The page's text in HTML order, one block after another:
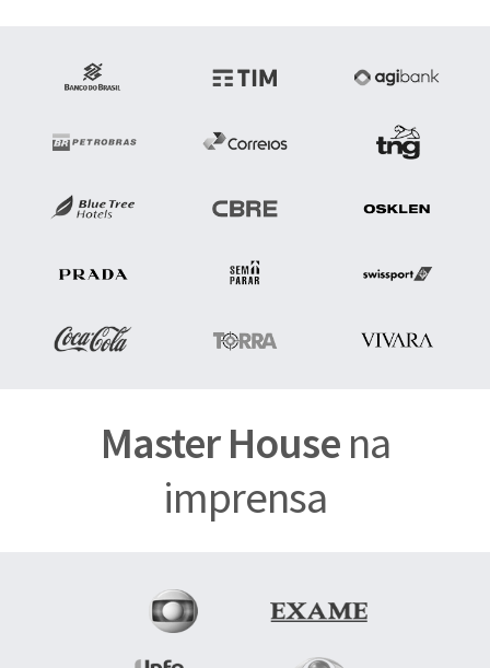
Master Housena
imprensa